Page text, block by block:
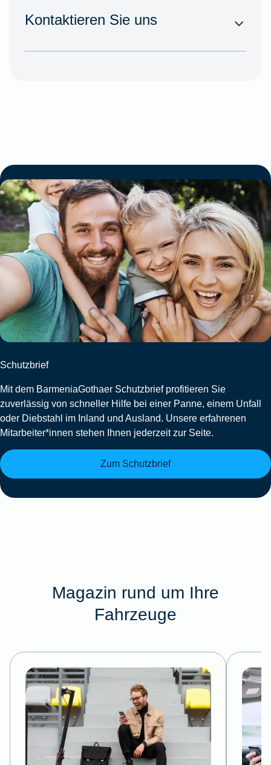
Kontaktieren Sie uns
Schutzbrief
Mit dem BarmeniaGothaer Schutzbrief profitieren Sie
zuverlässig von schneller Hilfe bei einer Panne, einem Unfall
oder Diebstahl im Inland und Ausland. Unsere erfahrenen
Mitarbeiter*innen stehen Ihnen jederzeit zur Seite.
Zum Schutzbrief
Magazin rund um Ihre
Fahrzeuge